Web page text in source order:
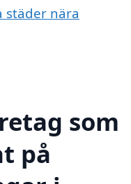
städer nära
som
på